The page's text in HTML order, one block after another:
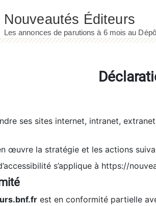
ses sites internet, intranet,
œuvre la stratégie et les actions
s’applique à https://
est en conformité partielle